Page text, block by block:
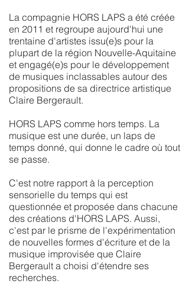
La compagnie HORS LAPS a été créée
en 2011 et regroupe aujourd'hui une
trentaine d'artistes issu(e)s pour la
plupart de la région Nouvelle-Aquitaine
et engagé(e)s pour le développement
de musiques inclassables autour des
propositions de sa directrice artistique
Claire Bergerault.
HORS LAPS comme hors temps. La
musique est une durée, un laps de
temps donné, qui donne le cadre où tout
se passe.
C'est notre rapport à la perception
sensorielle du temps qui est
questionnée et proposée dans chacune
des créations d'HORS LAPS. Aussi,
c'est par le prisme de l'expérimentation
de nouvelles formes d'écriture et de la
musique improvisée que Claire
Bergerault a choisi d'étendre ses
recherches.